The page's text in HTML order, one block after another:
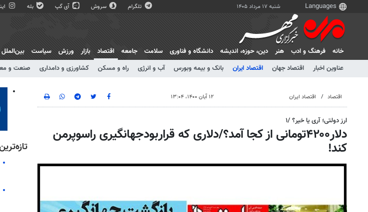
شنبه ۱۷ مرداد ۱۴۰۵ تلگرام سروش آی گپ بله
خانه فرهنگ و ادب هنر دين، حوزه، انديشه دانشگاه و فناوری سلامت جامعه
اقتصاد
عناوین اخبار
اقتصاد جهان اقتصاد ایران بانک و بیمه وبورس آب و انرژی راه و مسکن کشاورزی و دامداری صنعت و
بازار ورزش سیاست بین‌الملل
اقتصاد اقتصاد ایران ۱۲ آبان ۱۴۰۰، ۱۳:۰۴
ارز دولتی؛ آری یا خیر؟ /۱
دلار۴۲۰۰تومانی از کجا آمد؟/دلاری که قراربودجهانگیری راسوپرمن
کند!